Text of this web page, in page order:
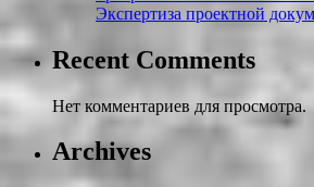
Экспертиза проектной
Recent Comments
Нет комментариев для просмотра.
Archives